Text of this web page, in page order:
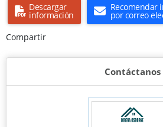
Descargar
información
Recomendar
por correo
Compartir
Contáctanos